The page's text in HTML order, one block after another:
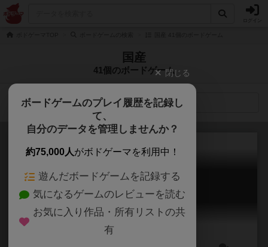
国産
41個のボードゲーム
検索メニュー
国産み
KuniUmi
閉じる
ボードゲームのプレイ履歴を記録し
て、
自分のデータを管理しませんか？
約75,000人がボドゲーマを利用中！
遊んだボードゲームを記録する
気になるゲームのレビューを読む
お気に入り作品・所有リストの共
有